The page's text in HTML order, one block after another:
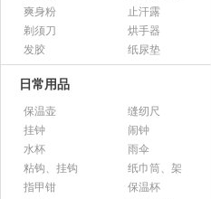
爽身粉
止汗露
剃须刀
烘手器
发胶
纸尿垫
日常用品
保温壶
缝纫尺
挂钟
闹钟
水杯
雨伞
粘钩、挂钩
纸巾筒、架
指甲钳
保温杯